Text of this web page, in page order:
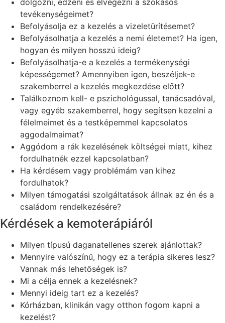
tevékenységeimet?
Befolyásolja ez a kezelés a vizeletürítésemet?
Befolyásolhatja a kezelés a nemi életemet? Ha igen,
hogyan és milyen hosszú ideig?
Befolyásolhatja-e a kezelés a termékenységi
képességemet? Amennyiben igen, beszéljek-e
szakemberrel a kezelés megkezdése előtt?
Találkoznom kell- e pszichológussal, tanácsadóval,
vagy egyéb szakemberrel, hogy segítsen kezelni a
félelmeimet és a testképemmel kapcsolatos
aggodalmaimat?
Aggódom a rák kezelésének költségei miatt, kihez
fordulhatnék ezzel kapcsolatban?
Ha kérdésem vagy problémám van kihez
fordulhatok?
Milyen támogatási szolgáltatások állnak az én és a
családom rendelkezésére?
Kérdések a kemoterápiáról
Milyen típusú daganatellenes szerek ajánlottak?
Mennyire valószínű, hogy ez a terápia sikeres lesz?
Vannak más lehetőségek is?
Mi a célja ennek a kezelésnek?
Mennyi ideig tart ez a kezelés?
Kórházban, klinikán vagy otthon fogom kapni a
kezelést?